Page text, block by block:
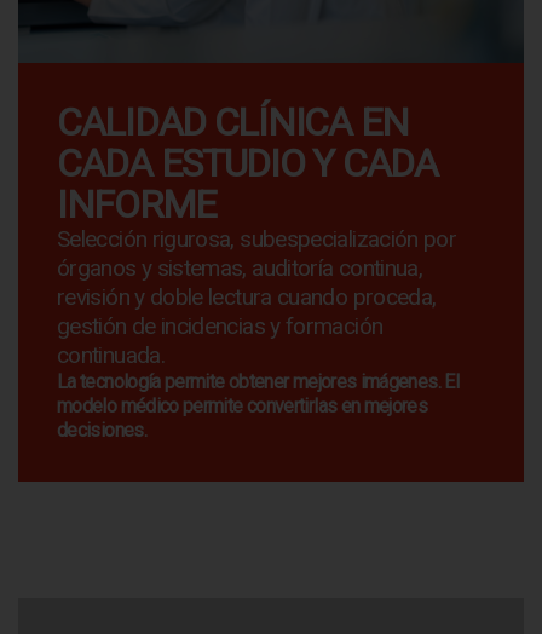
CALIDAD CLÍNICA EN
CADA ESTUDIO Y CADA
INFORME
Selección rigurosa, subespecialización por
órganos y sistemas, auditoría continua,
revisión y doble lectura cuando proceda,
gestión de incidencias y formación
continuada.
La tecnología permite obtener mejores imágenes. El
modelo médico permite convertirlas en mejores
decisiones.